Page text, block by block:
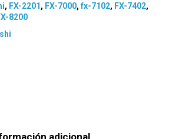
, FX-2201, FX-7000,fx-7102, FX-7402,
8200
adicional